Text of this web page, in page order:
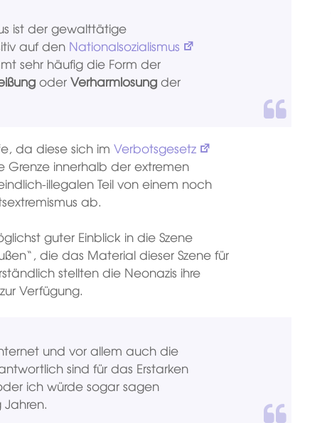
ist der gewalttätige
auf den Nationalsozialismus
sehr häufig die Form der
oder Verharmlosungder
da diese sich imVerbotsgesetz
Grenze innerhalb der extremen
illegalen Teil von einem noch
ab.
guter Einblick in die Szene
die das Material dieser Szene für
stellten die Neonazis ihre
Verfügung.
und vor allem auch die
sind für das Erstarken
ich würde sogar sagen